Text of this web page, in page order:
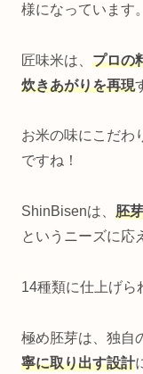
様になっています。
匠味米は、 プロの
炊きあがりを再現
お米の味にこだわ
ですね！
ShinBisenは、 胚
というニーズに応
14種類に仕上げら
極め胚芽は、独自
寧に取り出す設計